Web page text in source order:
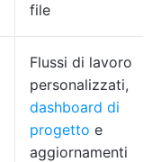
file
Flussi di lavoro
personalizzati,
dashboard di
progetto e
aggiornamenti